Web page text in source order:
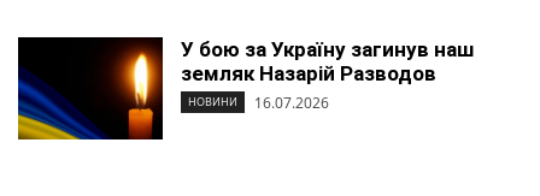
У бою за Україну загинув наш
земляк Назарій Разводов
НОВИНИ 16.07.2026